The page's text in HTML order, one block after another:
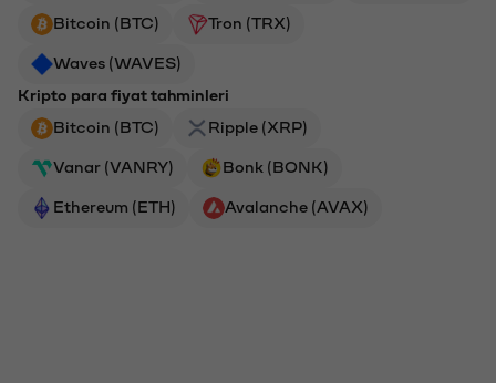
Bitcoin (BTC) Tron (TRX)
Waves (WAVES)
Kripto para fiyat tahminleri
Bitcoin (BTC)
Ripple (XRP)
Vanar (VANRY) Bonk (BONK)
Ethereum (ETH) Avalanche (AVAX)